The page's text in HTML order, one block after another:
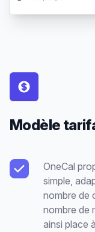
Modèle
OneCal
simple,
nombre de
nombre de
ainsi place